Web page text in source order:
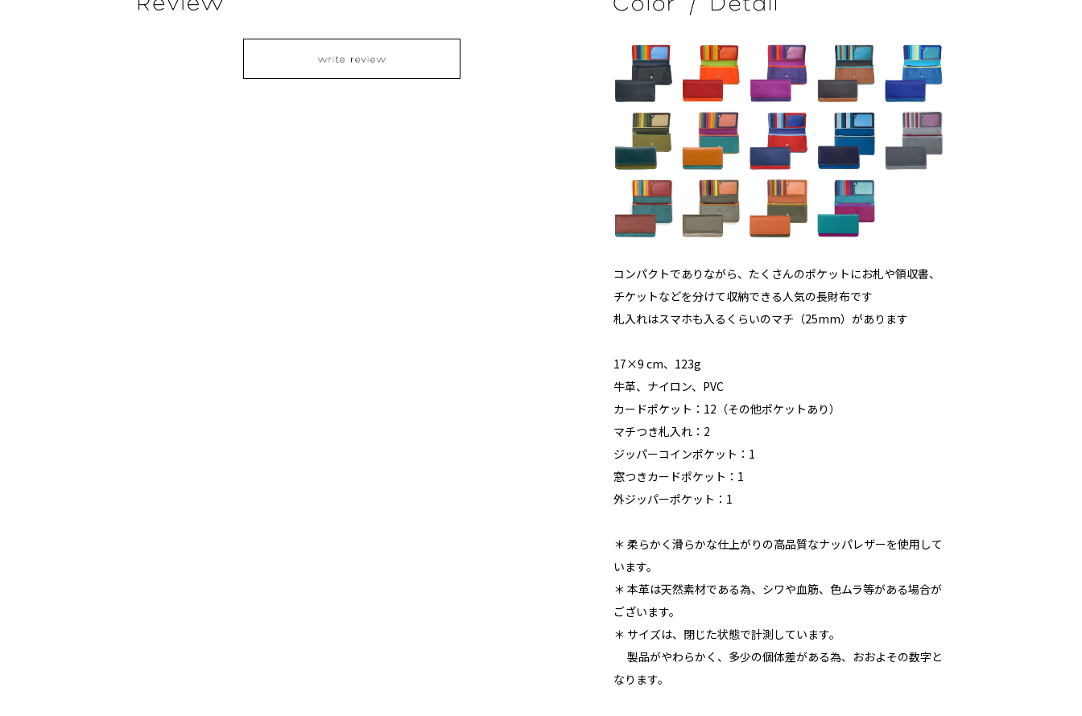
コンパクトでありながら、たくさんのポケットにお札や領収書、
チケットなどを分けて収納できる人気の長財布です
札入れはスマホも入るくらいのマチ（25mm）があります
17×9 cm、123g
牛革、ナイロン、PVC
カードポケット：12（その他ポケットあり）
マチつき札入れ：2
ジッパーコインポケット：1
窓つきカードポケット：1
外ジッパーポケット：1
＊ 柔らかく滑らかな仕上がりの高品質なナッパレザーを使用して
います。
＊ 本革は天然素材である為、シワや血筋、色ムラ等がある場合が
ございます。
＊ サイズは、閉じた状態で計測しています。
製品がやわらかく、多少の個体差がある為、おおよその数字と
なります。